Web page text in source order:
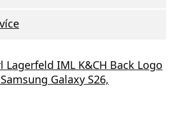
Lagerfeld IML K&CH Back Logo
Galaxy S26,
MDY-11-EZ 3A 33W